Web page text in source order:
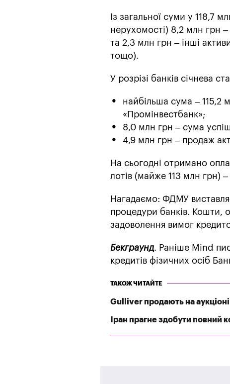
Із загальної суми у 118,7
нерухомості) 8,2 млн грн
та 2,3 млн грн – інші
тощо).
У розрізі банків січнева
найбільша сума – 115,2
«Промінвестбанк»;
8,0 млн грн – сума
4,9 млн грн – продаж
На сьогодні отримано
лотів (майже 113 млн грн) –
Нагадаємо: ФДМУ
процедури банків. Кошти,
задоволення вимог
Бекграунд. Раніше Mind
кредитів фізичних осіб
ТАКОЖ ЧИТАЙТЕ
Gulliver продають на
Іран прагне здобути